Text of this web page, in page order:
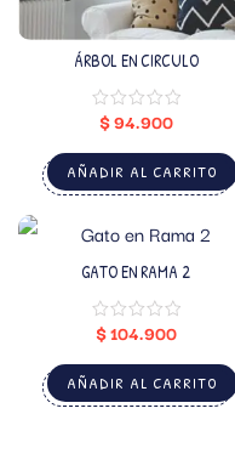
ÁRBOL EN CIRCULO
$94.900
AÑADIR AL CARRITO
GATO EN RAMA 2
$104.900
AÑADIR AL CARRITO